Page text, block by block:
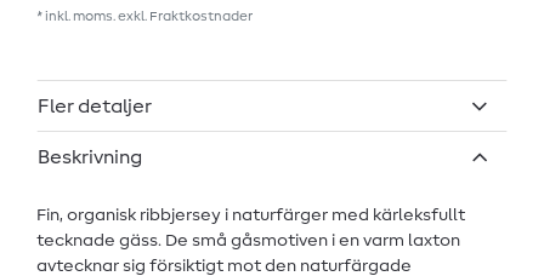
* inkl. moms. exkl. Fraktkostnader
Fler detaljer
Beskrivning
Fin, organisk ribbjersey i naturfärger med kärleksfullt
tecknade gäss. De små gåsmotiven i en varm laxton
avtecknar sig försiktigt mot den naturfärgade